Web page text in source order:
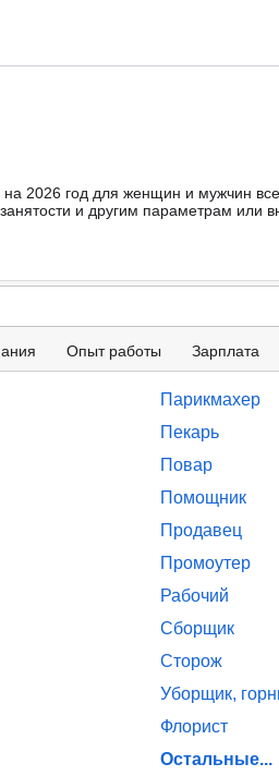
2026 год для женщин и мужчин
и другим параметрам или
Опыт работы Зарплата
Парикмахер
Пекарь
Повар
Помощник
Продавец
Промоутер
Рабочий
Сборщик
Сторож
Уборщик,
Флорист
Остальные...